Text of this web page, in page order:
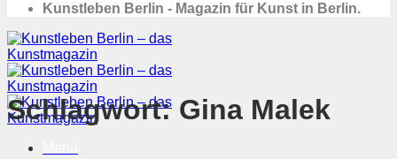
Kunstleben Berlin - Magazin für Kunst in Berlin.
Schlagwort: Gina Malek